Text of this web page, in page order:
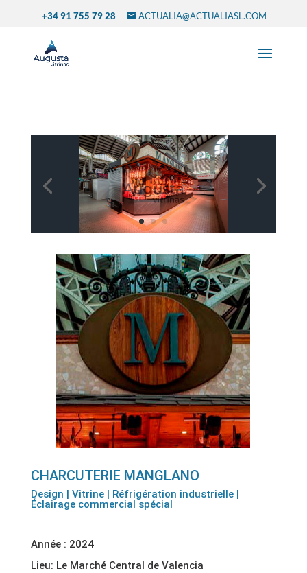
+34 91 755 79 28 ACTUALIA@ACTUALIASL.COM
CHARCUTERIE MANGLANO
Design | Vitrine | Réfrigération industrielle |
Éclairage commercial spécial
Année : 2024
Lieu: Le Marché Central de Valencia